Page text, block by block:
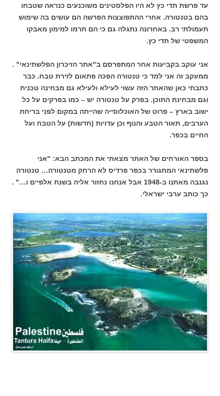
עד פרשת תדי כץ לא היו הפלסטינים משוכנעים כנראה שטבחו
בהם בטנטורה. אחרי ההתפוצצות הפרשה הם עושים בה שימוש
תעמולתי רב. באחרונה נתגלה גם כי הם תרמו למימון מאבקו
המשפטי של תדי כץ.
אני עוקב בקביעות אחר המתפרסם ב"אתר הזיכרון הפלשתינאי" .
ממעקב זה אני למד כי טנטורה הפכה פתאום לזירת טבח. כבר
כתבתי כאן שהאתר הזה עשוי לעילא ולעילא גם מבחינה טכנית
וגם מבחינת התוכן. בפרק על טנטורה יש – כמו בפרקים על כל
ישוב בארץ – פרוט של האוכלוסייה שהייתה במקום לפני בריחת
הערבים, תאור הטבע והנוף וכן עדויות (חדשות) על הטבח ועל
החיים בכפר.
בספר האורחים של האתר מצאתי את המכתב הבא: "אני
פלשתינאי המתגורר בכפר פרדיס לא הרחק מטנטורה… טנטורה
נגנבה מאתנו ב-1948 אבל אנחנו נחזור אליה בשנת אלפיים ו…" .
כך כותב ערבי ישראלי.